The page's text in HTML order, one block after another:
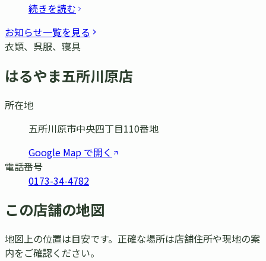
続きを読む
お知らせ一覧を見る
衣類、呉服、寝具
はるやま五所川原店
所在地
五所川原市中央四丁目110番地
Google Map で開く
電話番号
0173-34-4782
この店舗の地図
地図上の位置は目安です。正確な場所は店舗住所や現地の案
内をご確認ください。